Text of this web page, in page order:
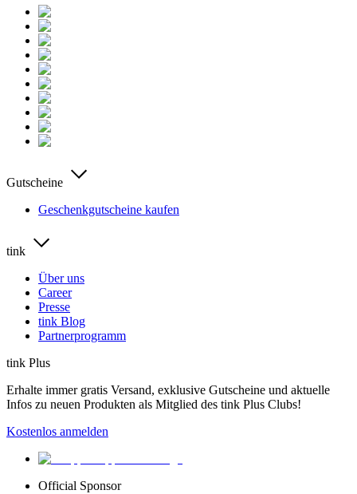
Gutscheine
Geschenkgutscheine kaufen
tink
Über uns
Career
Presse
tink Blog
Partnerprogramm
tink Plus
Erhalte immer gratis Versand, exklusive Gutscheine und aktuelle
Infos zu neuen Produkten als Mitglied des tink Plus Clubs!
Kostenlos anmelden
Official Sponsor